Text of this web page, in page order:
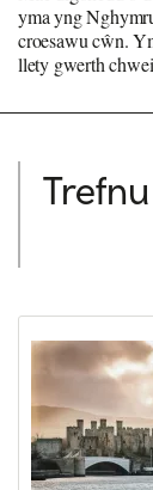
yma yng
croesawu cŵn.
llety gwerth
Trefnu